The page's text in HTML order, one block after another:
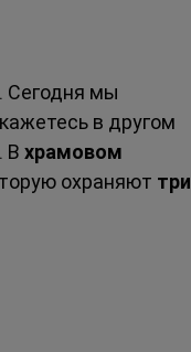
Сегодня мы
в другом
В храмовом
охраняют три